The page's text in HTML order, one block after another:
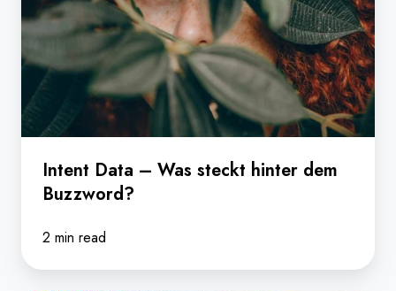
steckt
hinter
dem
Buzzword?
Intent Data – Was steckt hinter dem
Buzzword?
2 min read